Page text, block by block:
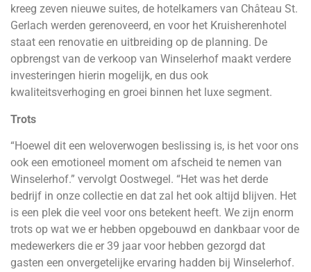
kreeg zeven nieuwe suites, de hotelkamers van Château St.
Gerlach werden gerenoveerd, en voor het Kruisherenhotel
staat een renovatie en uitbreiding op de planning. De
opbrengst van de verkoop van Winselerhof maakt verdere
investeringen hierin mogelijk, en dus ook
kwaliteitsverhoging en groei binnen het luxe segment.
Trots
“Hoewel dit een weloverwogen beslissing is, is het voor ons
ook een emotioneel moment om afscheid te nemen van
Winselerhof.” vervolgt Oostwegel. “Het was het derde
bedrijf in onze collectie en dat zal het ook altijd blijven. Het
is een plek die veel voor ons betekent heeft. We zijn enorm
trots op wat we er hebben opgebouwd en dankbaar voor de
medewerkers die er 39 jaar voor hebben gezorgd dat
gasten een onvergetelijke ervaring hadden bij Winselerhof.